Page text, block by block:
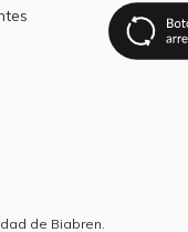
de Biabren.